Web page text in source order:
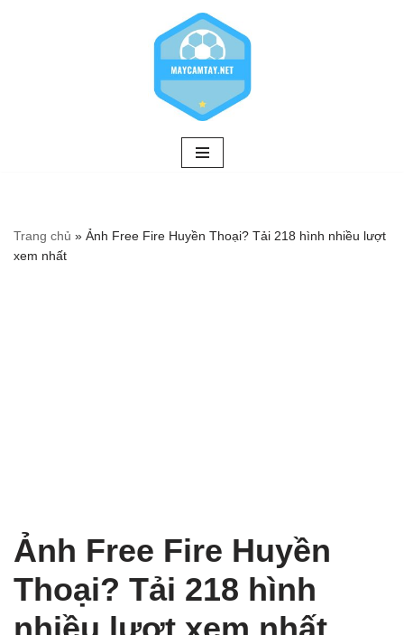
Trang chủ » Ảnh Free Fire Huyền Thoại? Tải 218 hình nhiều lượt
xem nhất
Ảnh Free Fire Huyền
Thoại? Tải 218 hình